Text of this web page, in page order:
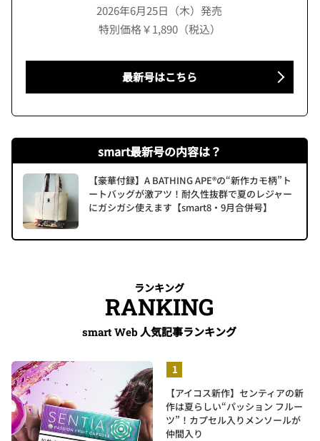
2026年6月25日（木）発売
特別価格￥1,890（税込）
最新号はこちら
smart最新号の内容は？
【豪華付録】A BATHING APE®の“新作カモ柄”ト
ートバッグが激アツ！耐久性抜群で夏のレジャー
にガシガシ使えます【smart8・9月合併号】
ランキング
RANKING
smart Web 人気記事ランキング
【アイコス新作】センティアの新
作は夏らしい“パッション フルー
ツ”！カプセル入りメンソールが
仲間入り